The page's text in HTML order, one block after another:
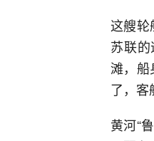
这艘轮
苏联
滩，船
了，客
黄河“